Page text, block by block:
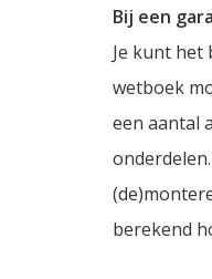
Bij een
Je kunt het
wetboek
een aantal
berekend